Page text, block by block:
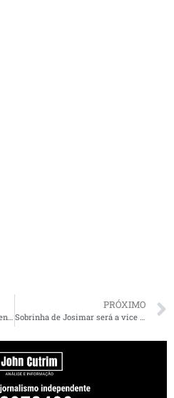
PRÓXIMO